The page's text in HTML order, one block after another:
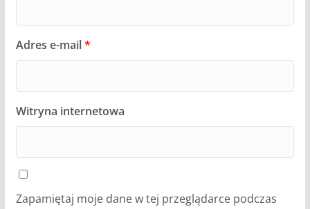
Adres e-mail*
Witryna internetowa
Zapamiętaj moje dane w tej przeglądarce podczas